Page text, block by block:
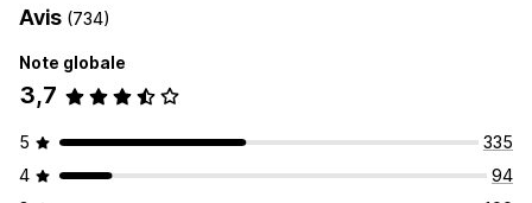
S’abonner et économiser
Tarification personnalisée
Avis (734)
Note globale
3,7
5
335
4
94